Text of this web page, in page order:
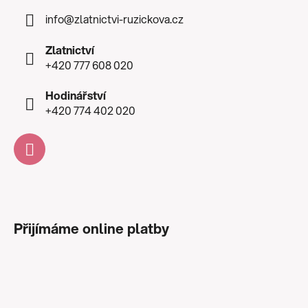
info@zlatnictvi-ruzickova.cz
Zlatnictví
+420 777 608 020
Hodinářství
+420 774 402 020
Přijímáme online platby